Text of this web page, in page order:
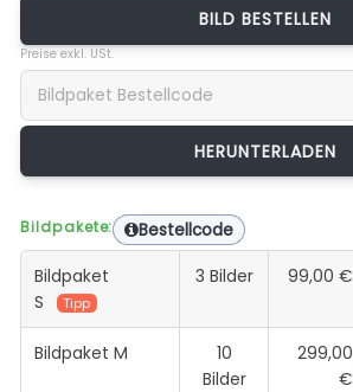
BILD BESTELLEN
Preise exkl. USt.
Bildpakete: Bestellcode
Bildpaket
S
Tipp
3 Bilder 99,00 €
Bildpaket M
10
Bilder
299,00
€